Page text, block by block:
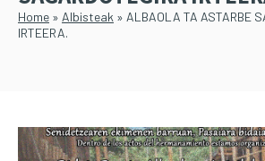
Home » Albisteak » ALBAOLA TA ASTARBE
IRTEERA.